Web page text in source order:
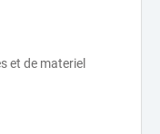
et de materiel